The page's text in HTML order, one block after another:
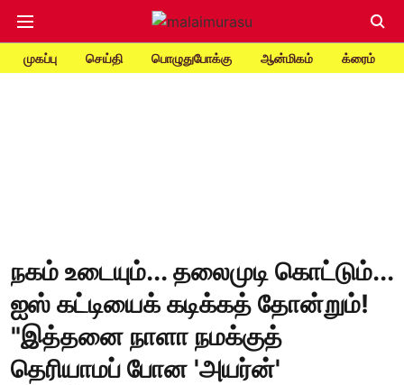
முகப்பு செய்தி பொழுதுபோக்கு ஆன்மிகம் க்ரைம்
நகம் உடையும்... தலைமுடி கொட்டும்...
ஐஸ் கட்டியைக் கடிக்கத் தோன்றும்!
"இத்தனை நாளா நமக்குத்
தெரியாமப் போன 'அயர்ன்'